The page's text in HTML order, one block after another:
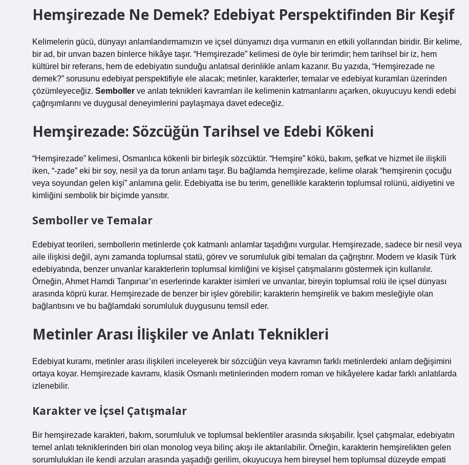
Hemşirezade Ne Demek? Edebiyat Perspektifinden Bir Keşif
Kelimelerin gücü, dünyayı anlamlandırmamızın ve içsel dünyamızı dışa vurmanın en etkili yollarından biridir. Bir kelime,
bir ad, bir unvan bazen binlerce hikâye taşır. “Hemşirezade” kelimesi de öyle bir terimdir; hem tarihsel bir iz, hem
kültürel bir referans, hem de edebiyatın sunduğu anlatısal derinlikle anlam kazanır. Bu yazıda, “Hemşirezade ne
demek?” sorusunu edebiyat perspektifiyle ele alacak; metinler, karakterler, temalar ve edebiyat kuramları üzerinden
çözümleyeceğiz. Semboller ve anlatı teknikleri kavramları ile kelimenin katmanlarını açarken, okuyucuyu kendi edebi
çağrışımlarını ve duygusal deneyimlerini paylaşmaya davet edeceğiz.
Hemşirezade: Sözcüğün Tarihsel ve Edebi Kökeni
“Hemşirezade” kelimesi, Osmanlıca kökenli bir birleşik sözcüktür. “Hemşire” kökü, bakım, şefkat ve hizmet ile ilişkili
iken, “-zade” eki bir soy, nesil ya da torun anlamı taşır. Bu bağlamda hemşirezade, kelime olarak “hemşirenin çocuğu
veya soyundan gelen kişi” anlamına gelir. Edebiyatta ise bu terim, genellikle karakterin toplumsal rolünü, aidiyetini ve
kimliğini sembolik bir biçimde yansıtır.
Semboller ve Temalar
Edebiyat teorileri, sembollerin metinlerde çok katmanlı anlamlar taşıdığını vurgular. Hemşirezade, sadece bir nesil veya
aile ilişkisi değil, aynı zamanda toplumsal statü, görev ve sorumluluk gibi temaları da çağrıştırır. Modern ve klasik Türk
edebiyatında, benzer unvanlar karakterlerin toplumsal kimliğini ve kişisel çatışmalarını göstermek için kullanılır.
Örneğin, Ahmet Hamdi Tanpınar’ın eserlerinde karakter isimleri ve unvanlar, bireyin toplumsal rolü ile içsel dünyası
arasında köprü kurar. Hemşirezade de benzer bir işlev görebilir; karakterin hemşirelik ve bakım mesleğiyle olan
bağlantısını ve bu bağlamdaki sorumluluk duygusunu temsil eder.
Metinler Arası İlişkiler ve Anlatı Teknikleri
Edebiyat kuramı, metinler arası ilişkileri inceleyerek bir sözcüğün veya kavramın farklı metinlerdeki anlam değişimini
ortaya koyar. Hemşirezade kavramı, klasik Osmanlı metinlerinden modern roman ve hikâyelere kadar farklı anlatılarda
izlenebilir.
Karakter ve İçsel Çatışmalar
Bir hemşirezade karakteri, bakım, sorumluluk ve toplumsal beklentiler arasında sıkışabilir. İçsel çatışmalar, edebiyatın
temel anlatı tekniklerinden biri olan monolog veya bilinç akışı ile aktarılabilir. Örneğin, karakterin hemşirelikten gelen
sorumlulukları ile kendi arzuları arasında yaşadığı gerilim, okuyucuya hem bireysel hem toplumsal düzeyde empati